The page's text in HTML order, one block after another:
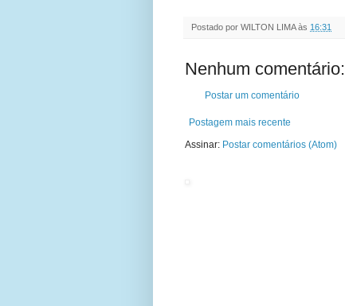
Postado por WILTON LIMA às 16:31
Nenhum comentário:
Postar um comentário
Postagem mais recente
Assinar: Postar comentários (Atom)